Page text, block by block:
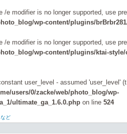
/e modifier is no longer supported, use
wp-content/plugins/
/e modifier is no longer supported, use
wp-content/plugins/ktai-
user_level - assumed 'user_level'
users/0/zacke/web/photo_blog/wp-
ultimate_ga_1.6.0.php on line 524
ど